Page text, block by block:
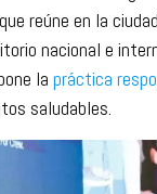
reúne en la
nacional e
lapráctica
saludables.